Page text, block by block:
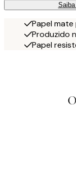
Papel mate
Produzido
Papel